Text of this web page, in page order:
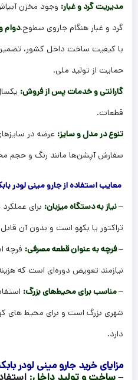
مدیریت گرد و غبار: وجود مخزن
گرد و غبار هنگام جاروی سطوح.
با کیفیت ساخت داخل کشور،
حمایت از تولید ملی.
گارانتی و خدمات پس از فروش:
قطعات.
تنوع در مدل و سایز:
سفارش آپشن‌ها مانند رنگ و حجم
معایب استفاده از جارو مینی لودر
–نیاز به دستگاه میزبان: برای عملکرد
تراکتور یا بکهو است و بدون آن
–فرچه به عنوان قطعه مصرفی: فرچه
نیازمند تعویض دوره‌ای است که
–مناسب برای محیط‌های بزرگ:
شهری بزرگ است و برای محیط‌ های
دارد.
مزایای خرید جارو مینی لودر